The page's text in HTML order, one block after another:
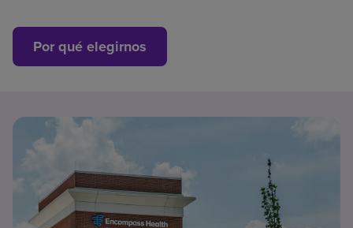
Por qué elegirnos